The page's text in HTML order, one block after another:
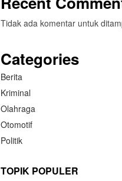
Tidak ada komentar untuk
Categories
Berita
Kriminal
Olahraga
Otomotif
Politik
TOPIK POPULER